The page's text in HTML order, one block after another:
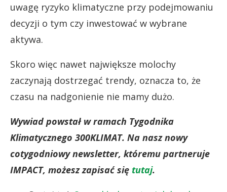
uwagę ryzyko klimatyczne przy podejmowaniu
decyzji o tym czy inwestować w wybrane
aktywa.
Skoro więc nawet największe molochy
zaczynają dostrzegać trendy, oznacza to, że
czasu na nadgonienie nie mamy dużo.
Wywiad powstał w ramach Tygodnika
Klimatycznego 300KLIMAT. Na nasz nowy
cotygodniowy newsletter, któremu partneruje
IMPACT, możesz zapisać się tutaj.